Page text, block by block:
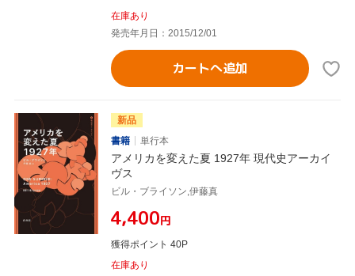
在庫あり
発売年月日：2015/12/01
カートへ追加
新品
書籍
単行本
アメリカを変えた夏 1927年 現代史アーカイ
ヴス
ビル・ブライソン,伊藤真
¥4,400円
獲得ポイント 40P
在庫あり